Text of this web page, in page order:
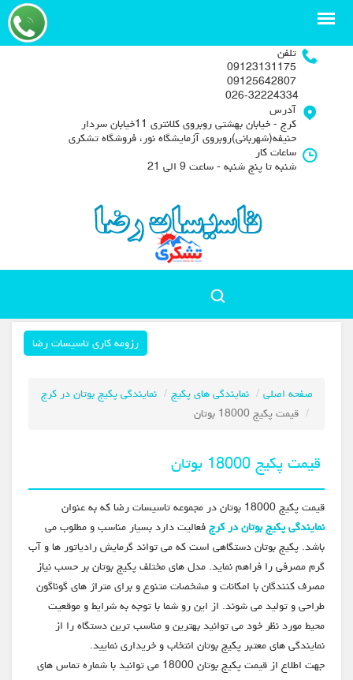
تلفن
09123131175
09125642807
آدرس
کرج - خیابان بهشتی روبروی کلانتری 11خیابان سردار
حنیفه(شهربانی)روبروی آزمایشگاه نور، فروشگاه تشکری
ساعات کار
شنبه تا پنج شنبه - ساعت 9 الی 21
رزومه کاری تاسیسات رضا
صفحه اصلی نمایندگی های پکیج
نمایندگی پکیج بوتان در کرج
قیمت پکیج 18000 بوتان
قیمت پکیج 18000 بوتان
قیمت پکیج 18000 بوتان در مجموعه تاسیسات رضا که به عنوان
نمایندگی پکیج بوتان در کرجفعالیت دارد بسیار مناسب و مطلوب می
باشد. پکیج بوتان دستگاهی است که می تواند گرمایش رادیاتور ها و آب
گرم مصرفی را فراهم نماید. مدل های مختلف پکیج بوتان بر حسب نیاز
مصرف کنندگان با امکانات و مشخصات متنوع و برای متراژ های گوناگون
طراحی و تولید می شوند. از این رو شما با توجه به شرایط و موقعیت
محیط مورد نظر خود می توانید بهترین و مناسب ترین دستگاه را از
نمایندگی های معتبر پکیج بوتان انتخاب و خریداری نمایید.
جهت اطلاع از قیمت پکیج بوتان 18000 می توانید با شماره تماس های